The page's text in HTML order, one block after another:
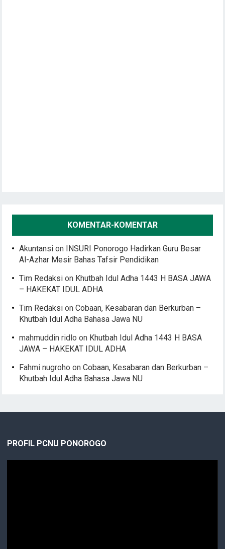
KOMENTAR-KOMENTAR
Akuntansi on
INSURI Ponorogo Hadirkan Guru Besar
Al-Azhar Mesir Bahas Tafsir Pendidikan
Tim Redaksi on Khutbah Idul Adha 1443 H BASA JAWA
– HAKEKAT IDUL ADHA
Tim Redaksi onCobaan, Kesabaran dan Berkurban –
Khutbah Idul Adha Bahasa Jawa NU
mahmuddin ridlo on Khutbah Idul Adha 1443 H BASA
JAWA – HAKEKAT IDUL ADHA
Fahmi nugroho onCobaan, Kesabaran dan Berkurban –
Khutbah Idul Adha Bahasa Jawa NU
PROFIL PCNU PONOROGO